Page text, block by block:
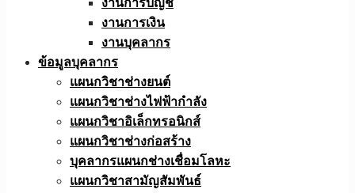
งานการบัญชี
งานการเงิน
งานบุคลากร
ข้อมูลบุคลากร
แผนกวิชาช่างยนต์
แผนกวิชาช่างไฟฟ้ากำลัง
แผนกวิชาอิเล็กทรอนิกส์
แผนกวิชาช่างก่อสร้าง
บุคลากรแผนกช่างเชื่อมโลหะ
แผนกวิชาสามัญสัมพันธ์